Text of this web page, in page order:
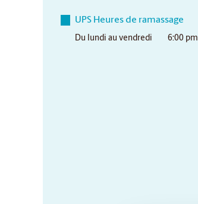
UPS Heures de ramassage
Du lundi au vendredi 6:00 pm